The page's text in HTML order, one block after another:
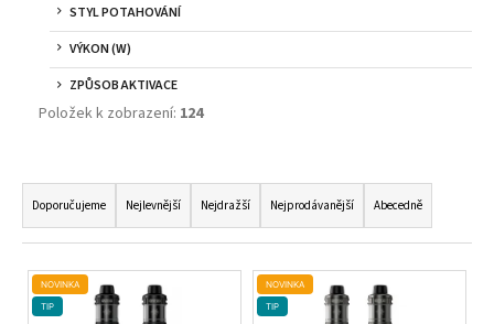
STYL POTAHOVÁNÍ
VÝKON (W)
ZPŮSOB AKTIVACE
Položek k zobrazení: 124
Ř
A
Z
E
N
Doporučujeme Nejlevnější Nejdražší Nejprodávanější Abecedně
V
Ý
NOVINKA
TIP
NOVINKA
TIP